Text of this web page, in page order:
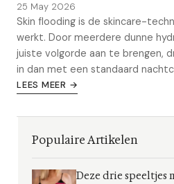
25 May 2026
Skin flooding is de skincare-
werkt. Door meerdere dunne
juiste volgorde aan te brengen,
in dan met een standaard
LEES MEER →
Populaire Artikelen
Deze drie speeltjes